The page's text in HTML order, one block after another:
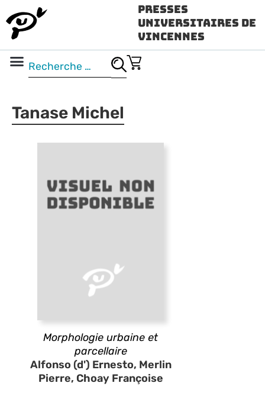
Presses
Universitaires de
Vincennes
Tanase Michel
Morphologie urbaine et
parcellaire
Alfonso (d') Ernesto, Merlin
Pierre, Choay Françoise